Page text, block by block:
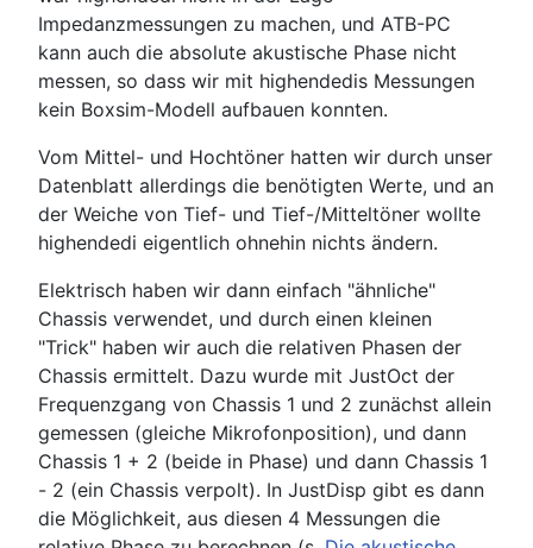
Impedanzmessungen zu machen, und ATB-PC
kann auch die absolute akustische Phase nicht
messen, so dass wir mit highendedis Messungen
kein Boxsim-Modell aufbauen konnten.
Vom Mittel- und Hochtöner hatten wir durch unser
Datenblatt allerdings die benötigten Werte, und an
der Weiche von Tief- und Tief-/Mitteltöner wollte
highendedi eigentlich ohnehin nichts ändern.
Elektrisch haben wir dann einfach "ähnliche"
Chassis verwendet, und durch einen kleinen
"Trick" haben wir auch die relativen Phasen der
Chassis ermittelt. Dazu wurde mit JustOct der
Frequenzgang von Chassis 1 und 2 zunächst allein
gemessen (gleiche Mikrofonposition), und dann
Chassis 1 + 2 (beide in Phase) und dann Chassis 1
- 2 (ein Chassis verpolt). In JustDisp gibt es dann
die Möglichkeit, aus diesen 4 Messungen die